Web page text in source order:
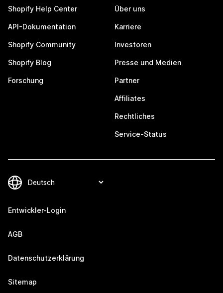
Shopify Help Center
API-Dokumentation
Shopify Community
Shopify Blog
Forschung
Über uns
Karriere
Investoren
Presse und Medien
Partner
Affiliates
Rechtliches
Service-Status
Entwickler-Login
AGB
Datenschutzerklärung
Sitemap